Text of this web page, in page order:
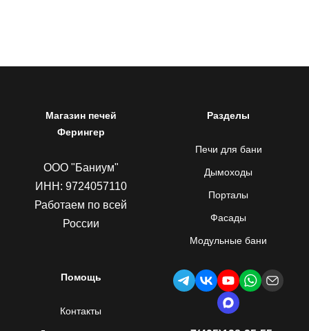
Магазин печей
Ферингер
ООО "Баниум"
ИНН: 9724057110
Работаем по всей
России
Разделы
Печи для бани
Дымоходы
Порталы
Фасады
Модульные бани
Помощь
Контакты